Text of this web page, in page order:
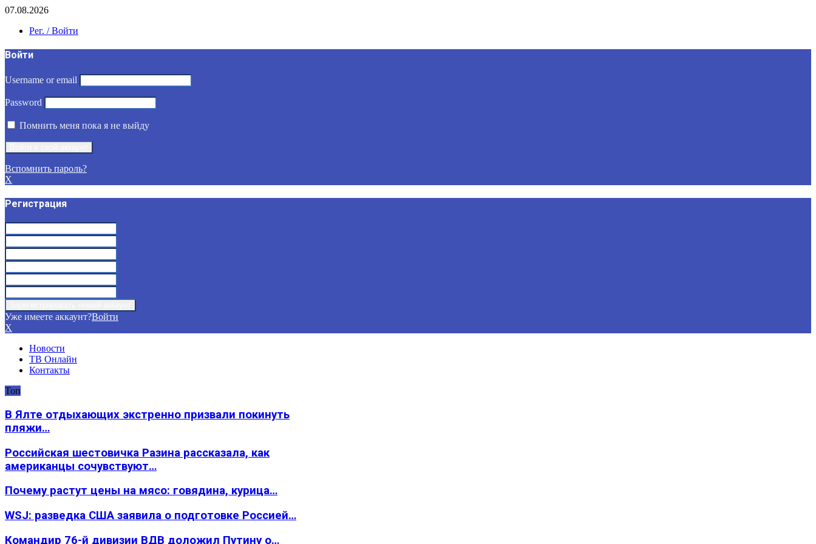
07.08.2026
Рег. / Войти
Войти
Username or email
Password
Помнить меня пока я не выйду
Вспомнить пароль?
X
Регистрация
Уже имеете аккаунт?Войти
X
Новости
ТВ Онлайн
Контакты
Топ
В Ялте отдыхающих экстренно призвали покинуть
пляжи…
Российская шестовичка Разина рассказала, как
американцы сочувствуют…
Почему растут цены на мясо: говядина, курица…
WSJ: разведка США заявила о подготовке Россией…
Командир 76-й дивизии ВДВ доложил Путину о…